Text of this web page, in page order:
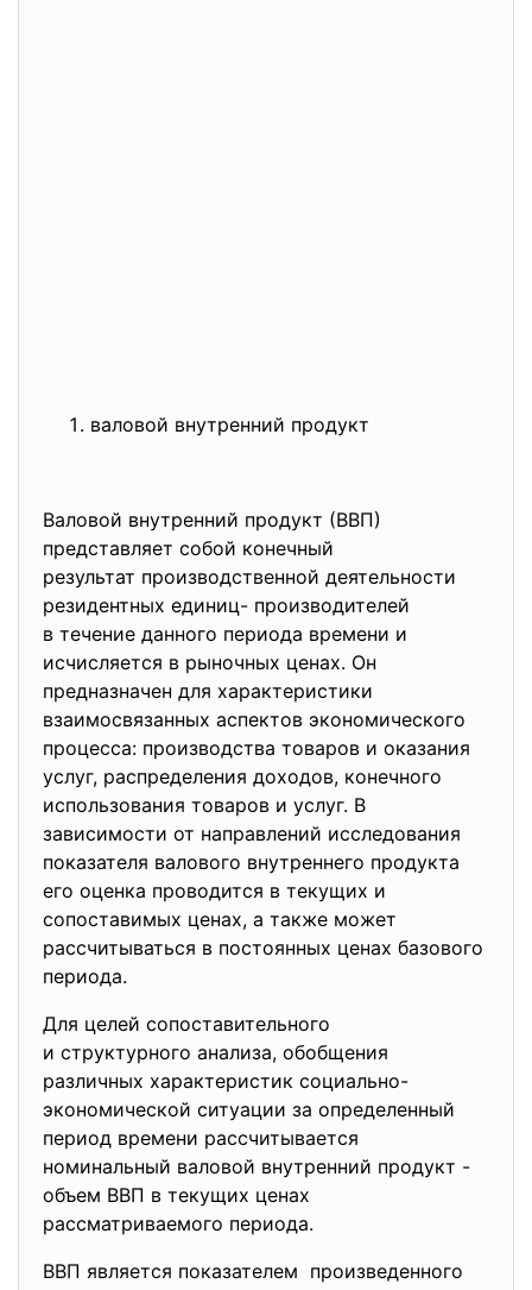
валовой внутренний продукт
Валовой внутренний продукт (ВВП)
представляет собой конечный
результат производственной деятельности
резидентных единиц- производителей
в течение данного периода времени и
исчисляется в рыночных ценах. Он
предназначен для характеристики
взаимосвязанных аспектов экономического
процесса: производства товаров и оказания
услуг, распределения доходов, конечного
использования товаров и услуг. В
зависимости от направлений исследования
показателя валового внутреннего продукта
его оценка проводится в текущих и
сопоставимых ценах, а также может
рассчитываться в постоянных ценах базового
периода.
Для целей сопоставительного
и структурного анализа, обобщения
различных характеристик социально-
экономической ситуации за определенный
период времени рассчитывается
номинальный валовой внутренний продукт -
объем ВВП в текущих ценах
рассматриваемого периода.
ВВП является показателем произведенного